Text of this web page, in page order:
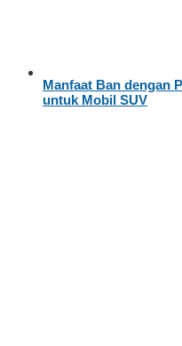
Manfaat Ban dengan
untuk Mobil SUV